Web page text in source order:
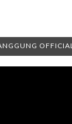
OFFICIAL